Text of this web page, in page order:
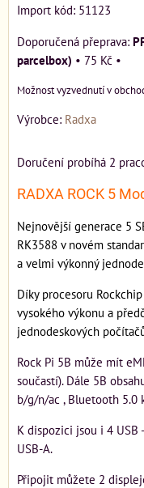
Import kód: 51123
parcelbox) • 75 Kč •
Výrobce: Radxa
Doručení probíhá 2
RADXA ROCK 5
Nejnovější generace 5
RK3588 v novém
a velmi výkonný
Díky procesoru
vysokého výkonu a
jednodeskových
Rock Pi 5B může mít
součastí). Dále 5B
b/g/n/ac , Bluetooth 5.0
K dispozici jsou i 4 USB
USB-A.
Připojit můžete 2